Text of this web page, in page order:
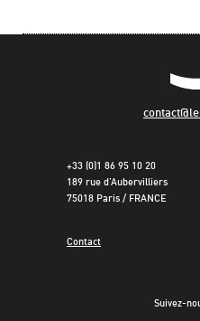
+33 (0)1 86 95 10 20
189 rue d’Aubervilliers
75018 Paris / FRANCE
Contact
Suivez-